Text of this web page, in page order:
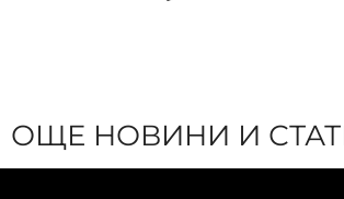
ОЩЕ НОВИНИ И